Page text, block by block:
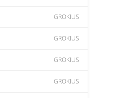
GROKIUS
GROKIUS
GROKIUS
GROKIUS